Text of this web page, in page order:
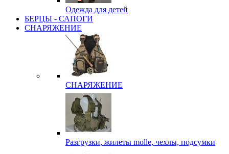
Одежда для детей
БЕРЦЫ - САПОГИ
СНАРЯЖЕНИЕ
СНАРЯЖЕНИЕ
Разгрузки, жилеты molle, чехлы, подсумки